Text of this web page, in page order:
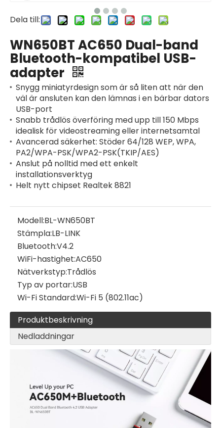
Dela till:
WN650BT AC650 Dual-band
Bluetooth-kompatibel USB-
adapter
Snygg miniatyrdesign som är så liten att när den
väl är ansluten kan den lämnas i en bärbar dators
USB-port
Snabb trådlös överföring med upp till 150 Mbps
idealisk för videostreaming eller internetsamtal
Avancerad säkerhet: Stöder 64/128 WEP, WPA,
PA2/WPA-PSK/WPA2-PSK(TKIP/AES)
Anslut på nolltid med ett enkelt
installationsverktyg
Helt nytt chipset Realtek 8821
Modell:BL-WN650BT
Stämpla:LB-LINK
Bluetooth:V4.2
WiFi-hastighet:AC650
Nätverkstyp:Trådlös
Typ av portar:USB
Wi-Fi Standard:Wi-Fi 5 (802.11ac)
Produktbeskrivning
Nedladdningar